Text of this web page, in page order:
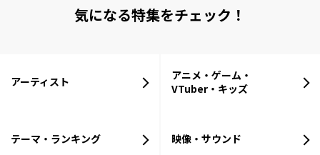
気になる特集をチェック！
アーティスト
アニメ・ゲーム・
VTuber・キッズ
テーマ・ランキング 映像・サウンド